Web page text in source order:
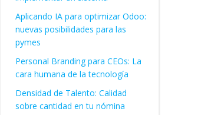
Aplicando IA para optimizar Odoo:
nuevas posibilidades para las
pymes
Personal Branding para CEOs: La
cara humana de la tecnología
Densidad de Talento: Calidad
sobre cantidad en tu nómina